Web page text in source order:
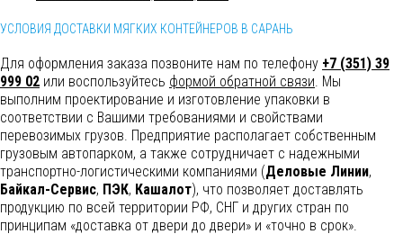
УСЛОВИЯ ДОСТАВКИ МЯГКИХ КОНТЕЙНЕРОВ В САРАНЬ
Для оформления заказа позвоните нам по телефону +7 (351) 39
999 02 или воспользуйтесь формой обратной связи. Мы
выполним проектирование и изготовление упаковки в
соответствии с Вашими требованиями и свойствами
перевозимых грузов. Предприятие располагает собственным
грузовым автопарком, а также сотрудничает с надежными
транспортно-логистическими компаниями (Деловые Линии,
Байкал-Сервис, ПЭК, Кашалот), что позволяет доставлять
продукцию по всей территории РФ, СНГ и других стран по
принципам «доставка от двери до двери» и «точно в срок».